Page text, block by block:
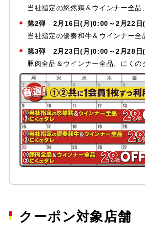
当社指定の悠然鶏＆ウインナー全品
第2弾
2月16日(月)0:00～2月22
当社指定の優奏和牛＆ウインナー全
第3弾
2月23日(月)0:00～2月28
豚肉全品＆ウインナー全品、にくの
クーポン対象店舗